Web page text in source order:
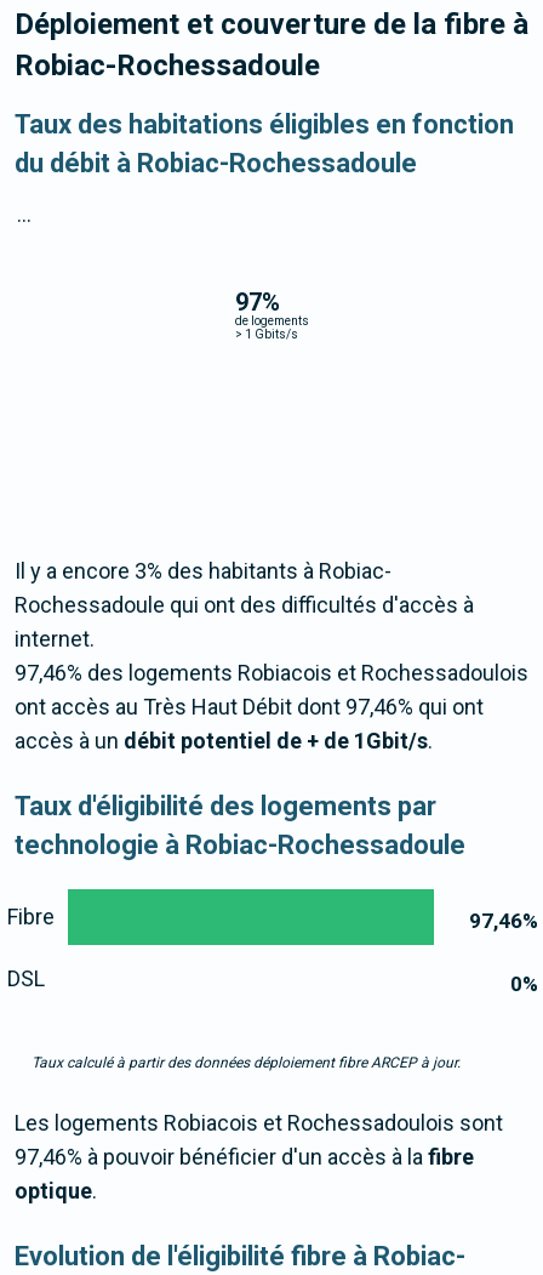
Déploiement et couverture de la fibre à
Robiac-Rochessadoule
Taux des habitations éligibles en fonction
du débit à Robiac-Rochessadoule
97%
de logements
> 1 Gbits/s
...
Il y a encore 3% des habitants à Robiac-
Rochessadoule qui ont des difficultés d'accès à
internet.
97,46% des logements Robiacois et Rochessadoulois
ont accès au Très Haut Débit dont 97,46% qui ont
accès à un débit potentiel de + de 1Gbit/s.
Taux d'éligibilité des logements par
technologie à Robiac-Rochessadoule
97,46%
0%
Fibre
DSL
Taux calculé à partir des données déploiement fibre ARCEP à jour.
Les logements Robiacois et Rochessadoulois sont
97,46% à pouvoir bénéficier d'un accès à lafibre
optique.
Evolution de l'éligibilité fibre à Robiac-